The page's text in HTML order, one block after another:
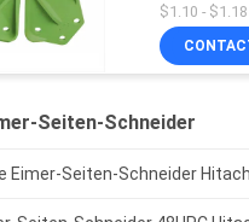
Seiten-Schneider
Eimer-Seiten-Schneider